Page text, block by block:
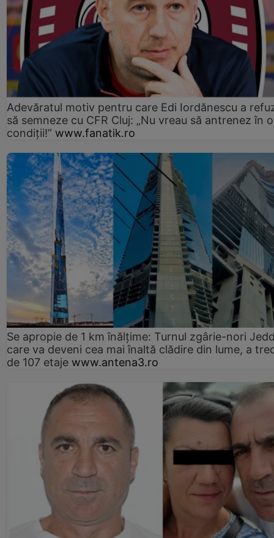
Adevăratul motiv pentru care Edi Iordănescu a
să semneze cu CFR Cluj: „Nu vreau să antrenez în
condiții!” www.fanatik.ro
Se apropie de 1 km înălțime: Turnul zgârie-nori
care va deveni cea mai înaltă clădire din lume, a
de 107 etaje www.antena3.ro